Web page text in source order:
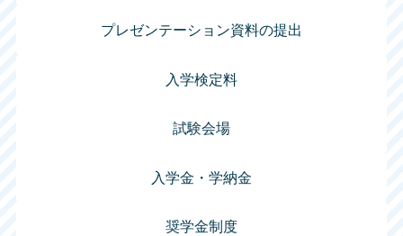
プレゼンテーション資料の提出
入学検定料
試験会場
入学金・学納金
奨学金制度